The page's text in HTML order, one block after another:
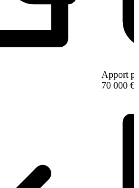
Apport
70 000 €